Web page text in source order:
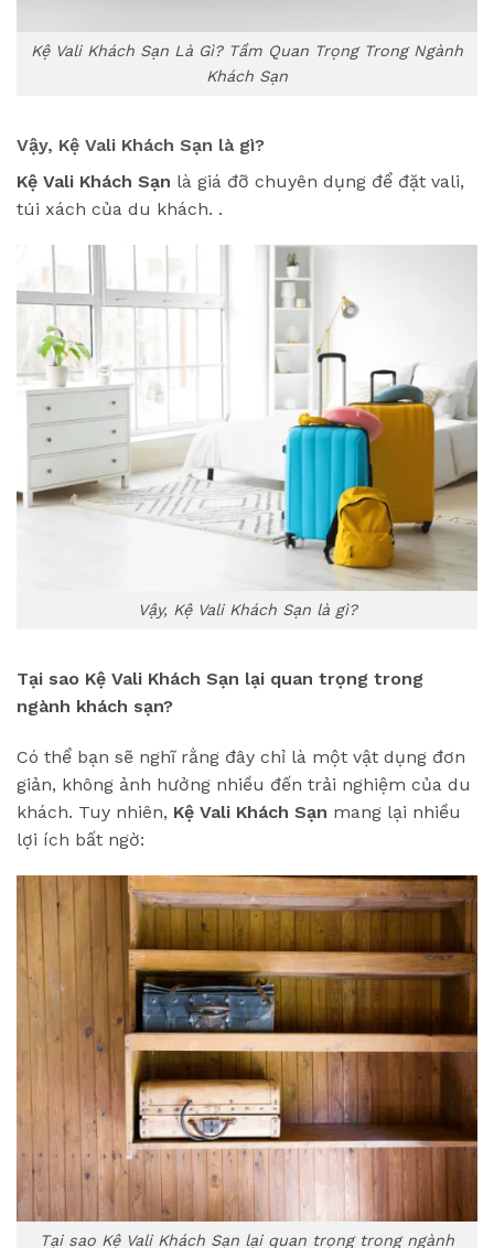
Kệ Vali Khách Sạn Là Gì? Tầm Quan Trọng Trong Ngành
Khách Sạn
Vậy, Kệ Vali Khách Sạn là gì?
Kệ Vali Khách Sạn là giá đỡ chuyên dụng để đặt vali,
túi xách của du khách. .
Vậy, Kệ Vali Khách Sạn là gì?
Tại sao Kệ Vali Khách Sạn lại quan trọng trong
ngành khách sạn?
Có thể bạn sẽ nghĩ rằng đây chỉ là một vật dụng đơn
giản, không ảnh hưởng nhiều đến trải nghiệm của du
khách. Tuy nhiên, Kệ Vali Khách Sạn mang lại nhiều
lợi ích bất ngờ:
Tại sao Kệ Vali Khách Sạn lại quan trọng trong ngành